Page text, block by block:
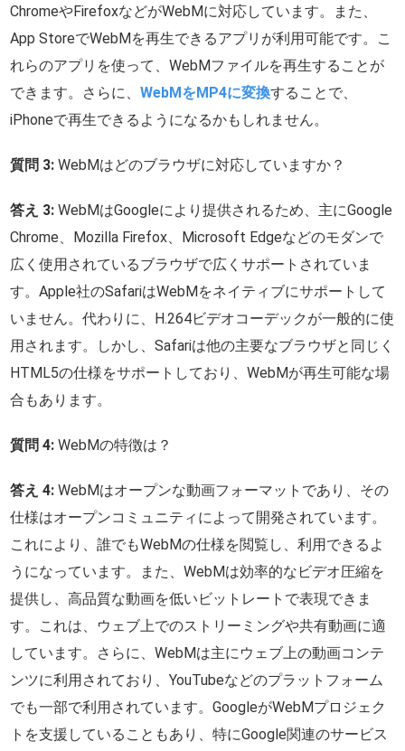
ChromeやFirefoxなどがWebMに対応しています。また、
App StoreでWebMを再生できるアプリが利用可能です。こ
れらのアプリを使って、WebMファイルを再生することが
できます。さらに、WebMをMP4に変換することで、
iPhoneで再生できるようになるかもしれません。
質問 3: WebMはどのブラウザに対応していますか？
答え 3: WebMはGoogleにより提供されるため、主にGoogle
Chrome、Mozilla Firefox、Microsoft Edgeなどのモダンで
広く使用されているブラウザで広くサポートされていま
す。Apple社のSafariはWebMをネイティブにサポートして
いません。代わりに、H.264ビデオコーデックが一般的に使
用されます。しかし、Safariは他の主要なブラウザと同じく
HTML5の仕様をサポートしており、WebMが再生可能な場
合もあります。
質問 4: WebMの特徴は？
答え 4: WebMはオープンな動画フォーマットであり、その
仕様はオープンコミュニティによって開発されています。
これにより、誰でもWebMの仕様を閲覧し、利用できるよ
うになっています。また、WebMは効率的なビデオ圧縮を
提供し、高品質な動画を低いビットレートで表現できま
す。これは、ウェブ上でのストリーミングや共有動画に適
しています。さらに、WebMは主にウェブ上の動画コンテ
ンツに利用されており、YouTubeなどのプラットフォーム
でも一部で利用されています。GoogleがWebMプロジェク
トを支援していることもあり、特にGoogle関連のサービス